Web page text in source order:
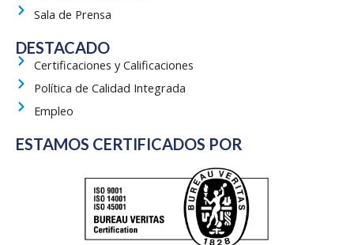
Sala de Prensa
DESTACADO
Certificaciones y Calificaciones
Política de Calidad Integrada
Empleo
ESTAMOS CERTIFICADOS POR